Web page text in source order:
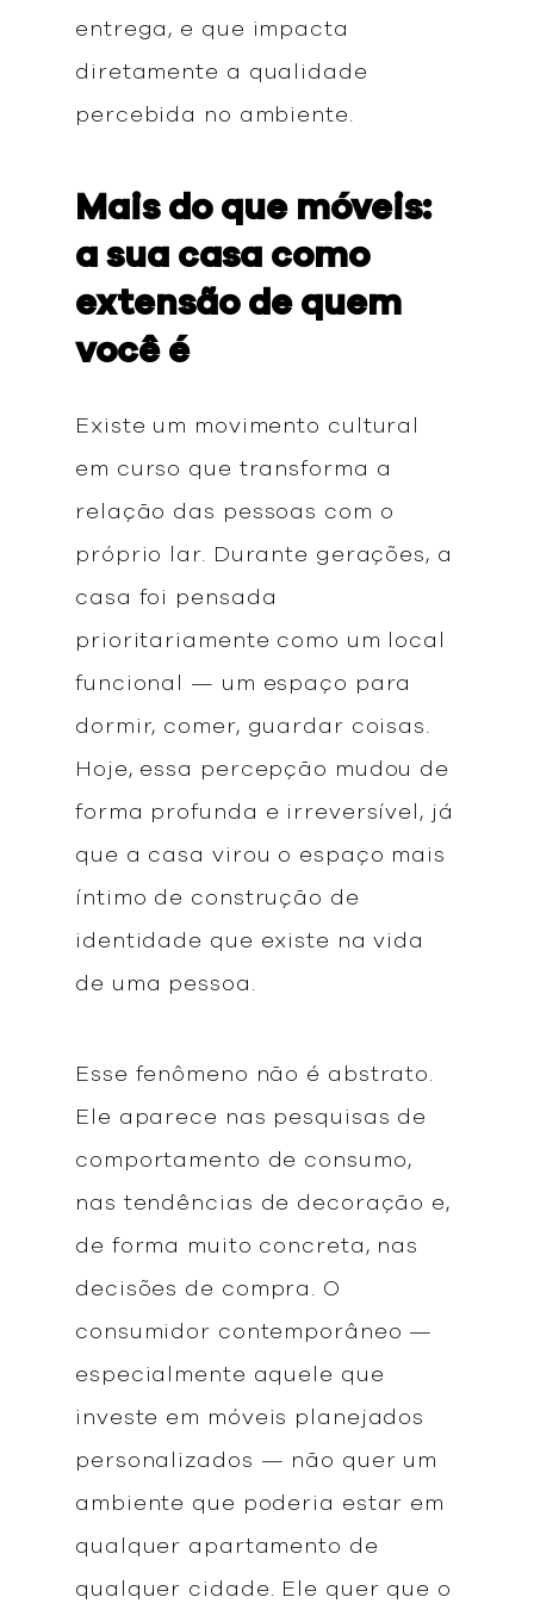
entrega, e que impacta
diretamente a qualidade
percebida no ambiente.
Mais do que móveis:
a sua casa como
extensão de quem
você é
Existe um movimento cultural
em curso que transforma a
relação das pessoas com o
próprio lar. Durante gerações, a
casa foi pensada
prioritariamente como um local
funcional — um espaço para
dormir, comer, guardar coisas.
Hoje, essa percepção mudou de
forma profunda e irreversível, já
que a casa virou o espaço mais
íntimo de construção de
identidade que existe na vida
de uma pessoa.
Esse fenômeno não é abstrato.
Ele aparece nas pesquisas de
comportamento de consumo,
nas tendências de decoração e,
de forma muito concreta, nas
decisões de compra. O
consumidor contemporâneo —
especialmente aquele que
investe em móveis planejados
personalizados — não quer um
ambiente que poderia estar em
qualquer apartamento de
qualquer cidade. Ele quer que o